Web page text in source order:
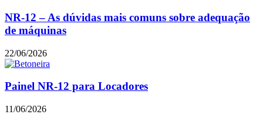
NR-12 – As dúvidas mais comuns sobre adequação
de máquinas
22/06/2026
Painel NR-12 para Locadores
11/06/2026